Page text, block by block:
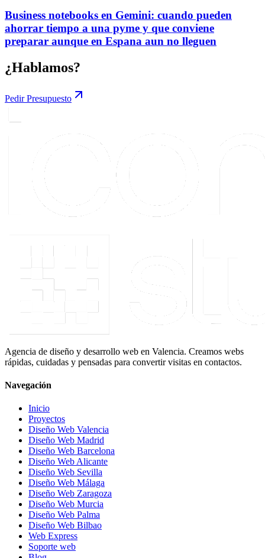
Business notebooks en Gemini: cuando pueden
ahorrar tiempo a una pyme y que conviene
preparar aunque en Espana aun no lleguen
¿Hablamos?
Pedir Presupuesto
Agencia de diseño y desarrollo web en Valencia. Creamos webs
rápidas, cuidadas y pensadas para convertir visitas en contactos.
Navegación
Inicio
Proyectos
Diseño Web Valencia
Diseño Web Madrid
Diseño Web Barcelona
Diseño Web Alicante
Diseño Web Sevilla
Diseño Web Málaga
Diseño Web Zaragoza
Diseño Web Murcia
Diseño Web Palma
Diseño Web Bilbao
Web Express
Soporte web